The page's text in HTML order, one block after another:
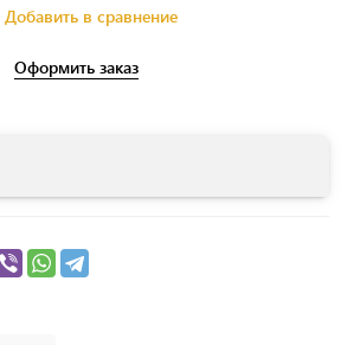
Добавить в сравнение
Оформить заказ